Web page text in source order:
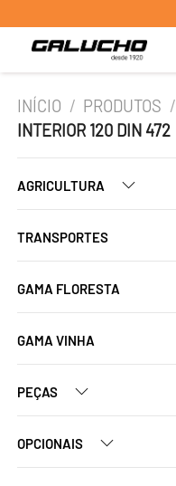
INÍCIO / PRODUTOS /
INTERIOR 120 DIN 472
AGRICULTURA
TRANSPORTES
GAMA FLORESTA
GAMA VINHA
PEÇAS
OPCIONAIS